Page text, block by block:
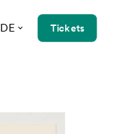
DE Tickets